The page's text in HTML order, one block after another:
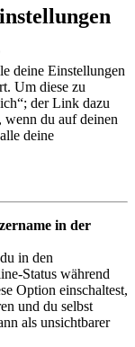
deine Einstellungen
Um diese zu
der Link dazu
wenn du auf deinen
deine
in der
in den
Status während
Option einschaltest,
und du selbst
als unsichtbarer